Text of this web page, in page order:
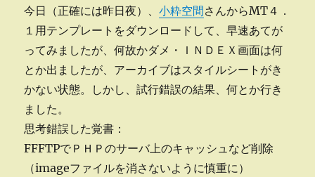
今日（正確には昨日夜）、小粋空間さんからMT４．
１用テンプレートをダウンロードして、早速あてが
ってみましたが、何故かダメ・ＩＮＤＥＸ画面は何
とか出ましたが、アーカイブはスタイルシートがき
かない状態。しかし、試行錯誤の結果、何とか行き
ました。
思考錯誤した覚書：
FFFTPでＰＨＰのサーバ上のキャッシュなど削除
（imageファイルを消さないように慎重に）